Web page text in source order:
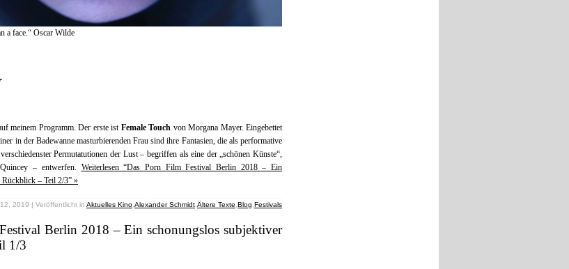
a face.“ Oscar Wilde
meinem Programm. Der erste ist Female Touch von Morgana Mayer. Eingebettet
in der Badewanne masturbierenden Frau sind ihre Fantasien, die als performative
Permutatutionen der Lust – begriffen als eine der „schönen Künste“,
– entwerfen. Weiterlesen “Das Porn Film Festival Berlin 2018 – Ein
– Teil 2/3” »
2019 | Veröffentlicht in Aktuelles Kino Alexander Schmidt Ältere Texte Blog Festivals
Berlin 2018 – Ein schonungslos subjektiver
1/3